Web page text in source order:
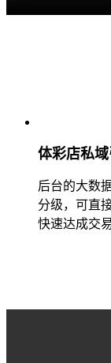
体彩店私
后台的大数
分级，可直
快速达成交易